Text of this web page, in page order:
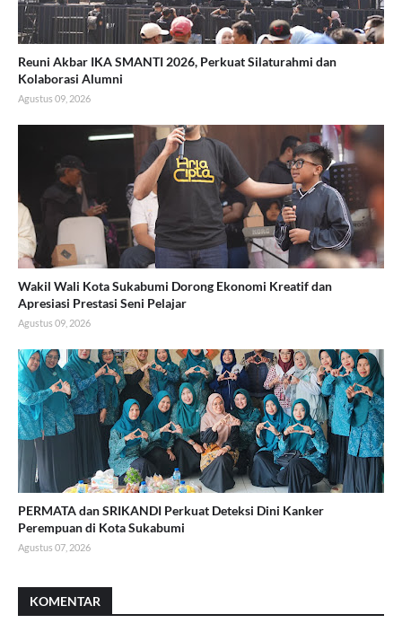
Reuni Akbar IKA SMANTI 2026, Perkuat Silaturahmi dan
Kolaborasi Alumni
Agustus 09, 2026
Wakil Wali Kota Sukabumi Dorong Ekonomi Kreatif dan
Apresiasi Prestasi Seni Pelajar
Agustus 09, 2026
PERMATA dan SRIKANDI Perkuat Deteksi Dini Kanker
Perempuan di Kota Sukabumi
Agustus 07, 2026
KOMENTAR